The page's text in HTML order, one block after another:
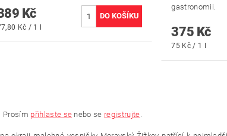
Kč
Kč / 1 l
gastronomii.
375 Kč
75 Kč / 1 l
Prosím přihlaste se nebo se registrujte